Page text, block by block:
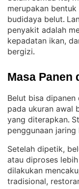
merupakan
budidaya belut.
penyakit adalah
kepadatan ikan,
bergizi.
Masa Panen
Belut bisa
pada ukuran awal
yang diterapkan.
penggunaan
Setelah dipetik,
atau diproses
dilakukan
tradisional,